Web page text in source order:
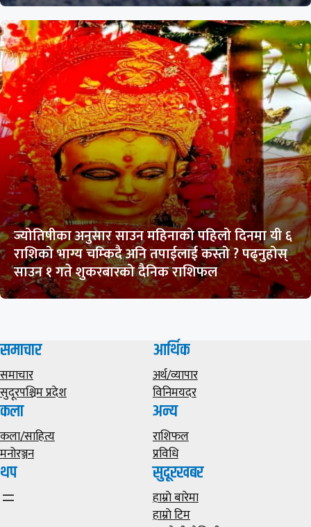
ज्योतिषीका अनुसार साउन महिनाको पहिलो दिनमा यी ६
राशिको भाग्य चम्किदै अनि तपाईलाई कस्तो ? पढ्नुहोस्
साउन १ गते शुकरबारको दैनिक राशिफल
समाचार
समाचार
सुदूरपश्चिम प्रदेश
आर्थिक
अर्थ/व्यापार
विनिमयदर
कला
कला/साहित्य
मनोरञ्जन
अन्य
राशिफल
प्रविधि
थप सुदूरखबर
हाम्राे बारेमा
हाम्राे टिम